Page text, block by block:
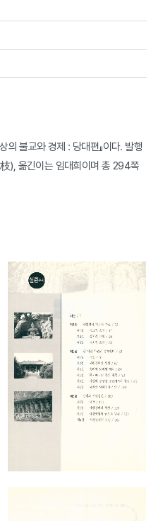
불교와 경제 : 당대편』이다. 발행
), 옮긴이는 임대희이며 총 294쪽